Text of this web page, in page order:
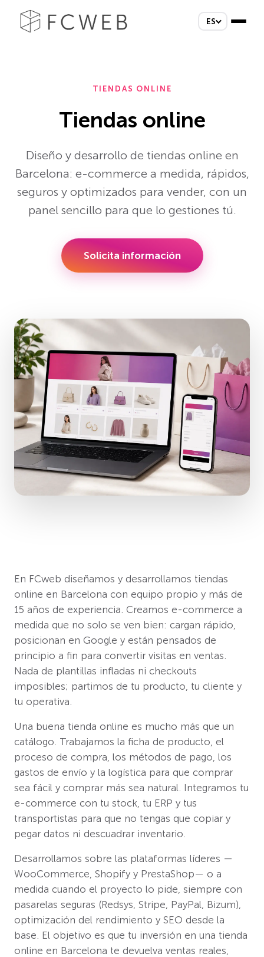
ES
TIENDAS ONLINE
Tiendas online
Diseño y desarrollo de tiendas online en
Barcelona: e-commerce a medida, rápidos,
seguros y optimizados para vender, con un
panel sencillo para que lo gestiones tú.
Solicita información
En FCweb diseñamos y desarrollamos tiendas
online en Barcelona con equipo propio y más de
15 años de experiencia. Creamos e-commerce a
medida que no solo se ven bien: cargan rápido,
posicionan en Google y están pensados de
principio a fin para convertir visitas en ventas.
Nada de plantillas infladas ni checkouts
imposibles; partimos de tu producto, tu cliente y
tu operativa.
Una buena tienda online es mucho más que un
catálogo. Trabajamos la ficha de producto, el
proceso de compra, los métodos de pago, los
gastos de envío y la logística para que comprar
sea fácil y comprar más sea natural. Integramos tu
e-commerce con tu stock, tu ERP y tus
transportistas para que no tengas que copiar y
pegar datos ni descuadrar inventario.
Desarrollamos sobre las plataformas líderes —
WooCommerce, Shopify y PrestaShop— o a
medida cuando el proyecto lo pide, siempre con
pasarelas seguras (Redsys, Stripe, PayPal, Bizum),
optimización del rendimiento y SEO desde la
base. El objetivo es que tu inversión en una tienda
online en Barcelona te devuelva ventas reales,